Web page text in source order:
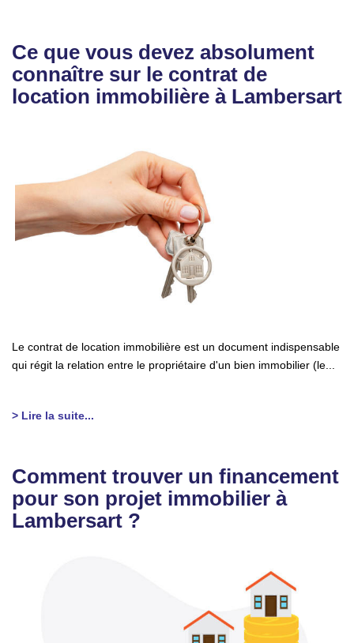
Ce que vous devez absolument
connaître sur le contrat de
location immobilière à Lambersart
Le contrat de location immobilière est un document indispensable
qui régit la relation entre le propriétaire d'un bien immobilier (le...
> Lire la suite...
Comment trouver un financement
pour son projet immobilier à
Lambersart ?